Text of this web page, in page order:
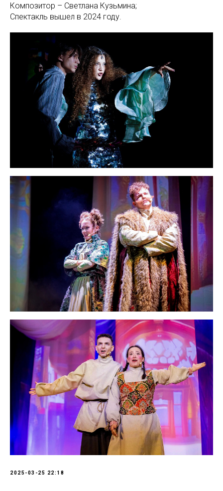
Композитор – Светлана Кузьмина;
Спектакль вышел в 2024 году.
2025-03-25 22:18